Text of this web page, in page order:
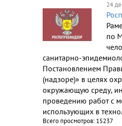
24
по
санитарно-
Постановлением
(надзоре)» в целях
окружающую среду,
проведению работ с
использующих в
Всего просмотров: 15237